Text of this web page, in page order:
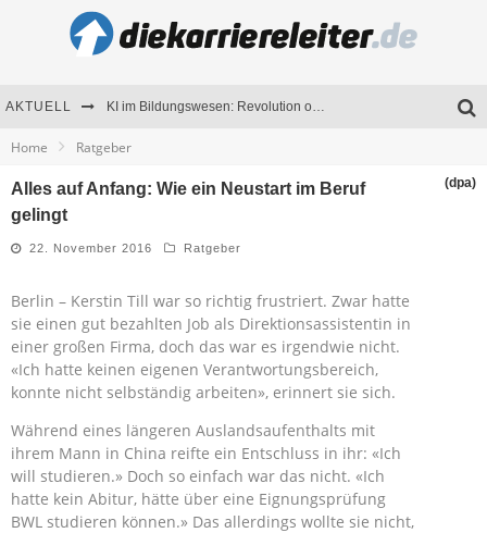
AKTUELL KI im Bildungswesen: Revolution oder Risiko für Schulen und Universitäten?
Seminare als Motivationsmotor – Wie Weiterbildung Mitarbeiter nachhaltig begeistert
Home Ratgeber
Alles auf Anfang: Wie ein Neustart im Beruf
gelingt
(dpa)
22. November 2016 Ratgeber
Berlin – Kerstin Till war so richtig frustriert. Zwar hatte
sie einen gut bezahlten Job als Direktionsassistentin in
einer großen Firma, doch das war es irgendwie nicht.
«Ich hatte keinen eigenen Verantwortungsbereich,
konnte nicht selbständig arbeiten», erinnert sie sich.
Während eines längeren Auslandsaufenthalts mit
ihrem Mann in China reifte ein Entschluss in ihr: «Ich
will studieren.» Doch so einfach war das nicht. «Ich
hatte kein Abitur, hätte über eine Eignungsprüfung
BWL studieren können.» Das allerdings wollte sie nicht,